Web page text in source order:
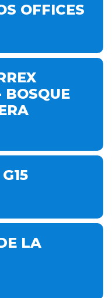
OFFICES
LA